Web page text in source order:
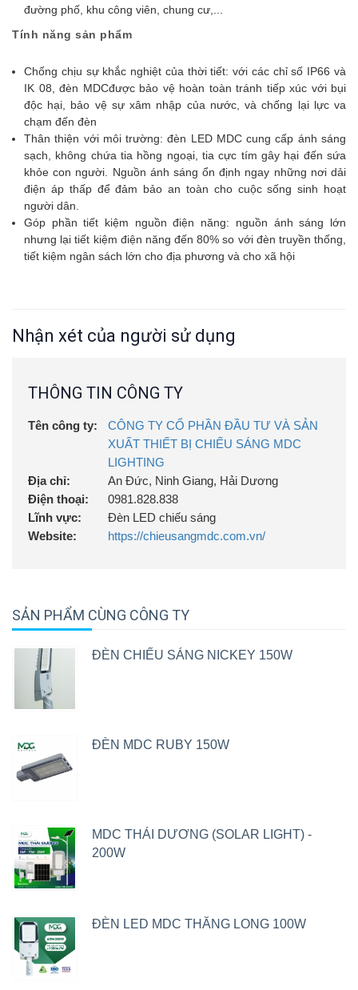
đường phố, khu công viên, chung cư,...
Tính năng sản phẩm
Chống chịu sự khắc nghiệt của thời tiết: với các chỉ số IP66 và
IK 08, đèn MDCđược bảo vệ hoàn toàn tránh tiếp xúc với bụi
độc hại, bảo vệ sự xâm nhập của nước, và chống lại lực va
chạm đến đèn
Thân thiện với môi trường: đèn LED MDC cung cấp ánh sáng
sạch, không chứa tia hồng ngoại, tia cực tím gây hại đến sứa
khỏe con người. Nguồn ánh sáng ổn định ngay những nơi dải
điện áp thấp để đảm bảo an toàn cho cuộc sống sinh hoạt
người dân.
Góp phần tiết kiệm nguồn điện năng: nguồn ánh sáng lớn
nhưng lại tiết kiệm điện năng đến 80% so với đèn truyền thống,
tiết kiệm ngân sách lớn cho địa phương và cho xã hội
Nhận xét của người sử dụng
THÔNG TIN CÔNG TY
Tên công ty:
CÔNG TY CỔ PHẦN ĐẦU TƯ VÀ SẢN
XUẤT THIẾT BỊ CHIẾU SÁNG MDC
LIGHTING
Địa chỉ:
An Đức, Ninh Giang, Hải Dương
Điện thoại:
0981.828.838
Lĩnh vực:
Đèn LED chiếu sáng
Website:
https://chieusangmdc.com.vn/
SẢN PHẨM CÙNG CÔNG TY
ĐÈN CHIẾU SÁNG NICKEY 150W
ĐÈN MDC RUBY 150W
MDC THÁI DƯƠNG (SOLAR LIGHT) -
200W
ĐÈN LED MDC THĂNG LONG 100W